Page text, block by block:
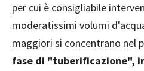
per cui è consigliabile
moderatissimi volumi
maggiori si concentrano nel
fase di "tuberificazione",